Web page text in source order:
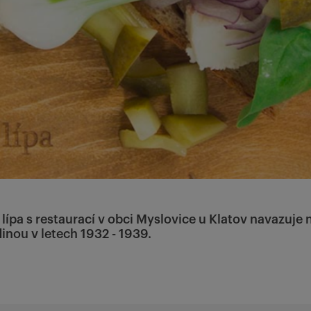
s restaurací v obci Myslovice u Klatov
v letech 1932 - 1939.